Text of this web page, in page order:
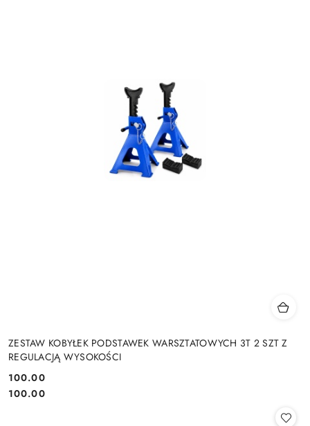
ZESTAW KOBYŁEK PODSTAWEK WARSZTATOWYCH 3T 2 SZT Z
REGULACJĄ WYSOKOŚCI
Cena:
100.00
Cena:
100.00